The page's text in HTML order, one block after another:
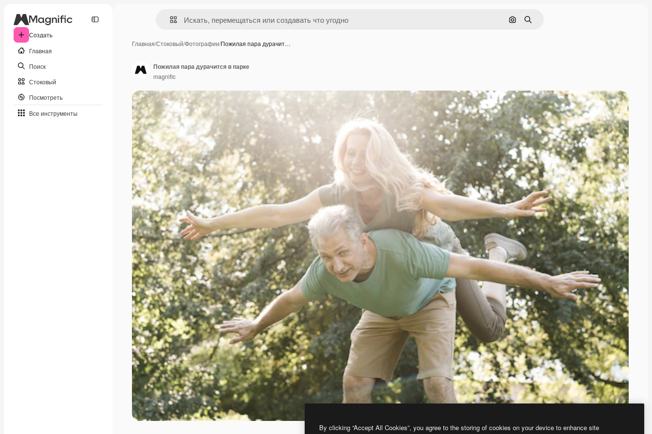
Создать
Главная
Поиск
Стоковый
Посмотреть
Все инструменты
Поиск по изображению
Поиск
Главная/Стоковый/Фотографии/Пожилая пара дурачит…
Пожилая пара дурачится в парке
magnific
By clicking “Accept All Cookies”, you agree to the storing of cookies on your device to enhance site